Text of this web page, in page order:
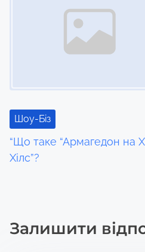
g
a
t
n
Шоу-Біз
“Що таке “Армагедон на
Хілс”?
Залишити